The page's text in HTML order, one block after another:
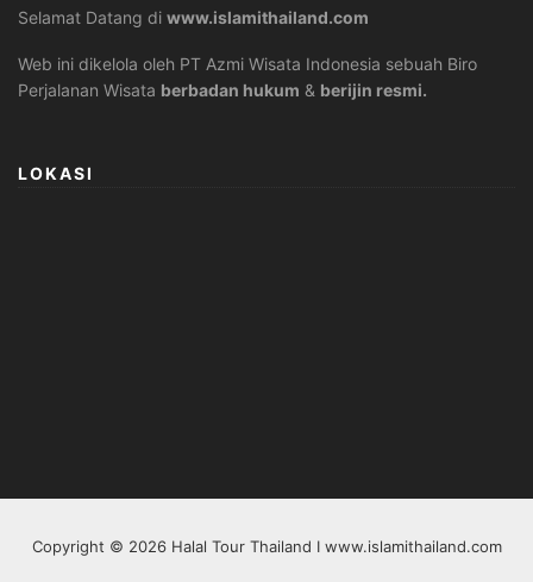
Selamat Datang di www.islamithailand.com
Web ini dikelola oleh PT Azmi Wisata Indonesia sebuah Biro
Perjalanan Wisata berbadan hukum & berijin resmi.
LOKASI
Copyright © 2026 Halal Tour Thailand I www.islamithailand.com